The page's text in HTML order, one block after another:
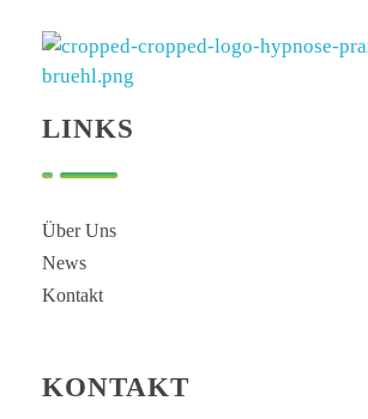
LINKS
Über Uns
News
Kontakt
KONTAKT